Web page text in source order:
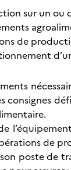
sur un ou
de
de
poste de